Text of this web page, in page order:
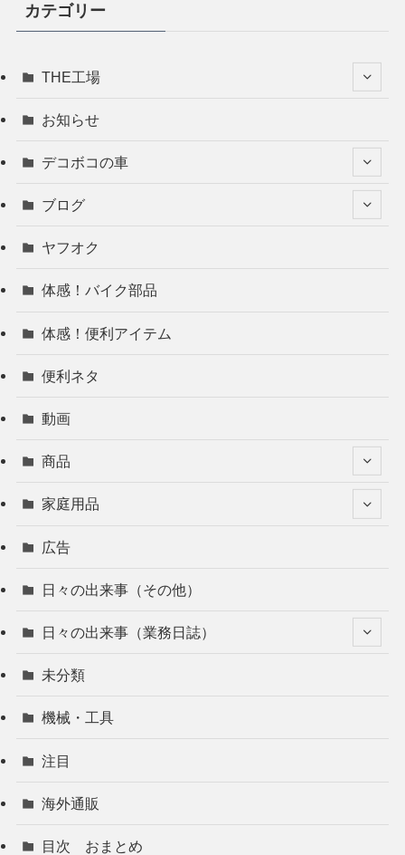
カテゴリー
THE工場
お知らせ
デコボコの車
ブログ
ヤフオク
体感！バイク部品
体感！便利アイテム
便利ネタ
動画
商品
家庭用品
広告
日々の出来事（その他）
日々の出来事（業務日誌）
未分類
機械・工具
注目
海外通販
目次 おまとめ